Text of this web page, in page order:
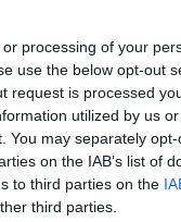
processing of your
use the below opt-out
request is processed
utilized by us
You may separately
on the IAB’s list of
to third parties on the
third parties.
›